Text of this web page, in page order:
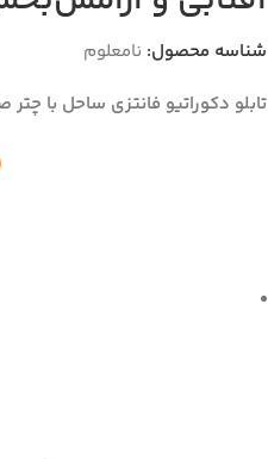
شناسه محصول: نامعلوم
تابلو دکوراتیو فانتزی ساحل با